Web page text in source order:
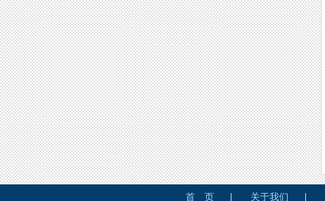
首 页 关于我们